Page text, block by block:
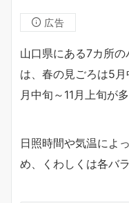
広告
山口県にある7カ所
は、春の見ごろは5
月中旬～11月上旬が
日照時間や気温によ
め、くわしくは各バ